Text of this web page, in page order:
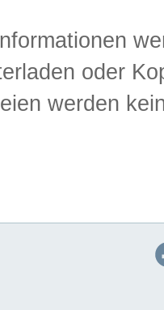
oder
werden